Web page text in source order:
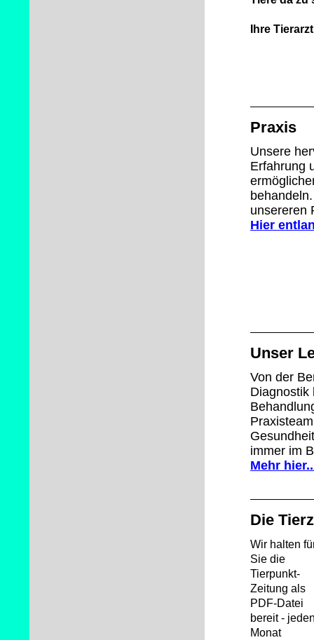
Ihre
Praxis
Unsere
Erfahrung
unsereren
Hier
Unser
Von der
Diagnostik
immer im
Mehr
Die
Wir halten
Sie die
Tierpunkt-
Zeitung als
PDF-Datei
bereit -
Monat